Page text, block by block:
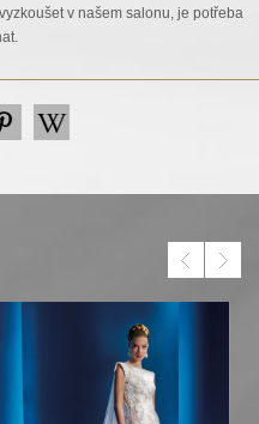
v našem salonu, je potřeba